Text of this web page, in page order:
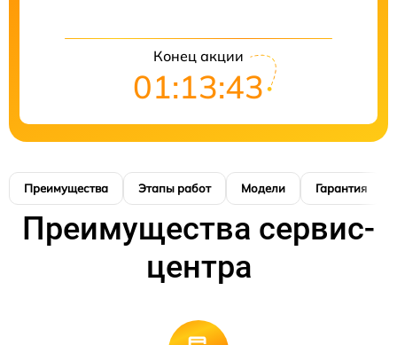
Конец акции
01:13:42
Преимущества Этапы работ Модели Гарантия
Преимущества сервис-
центра